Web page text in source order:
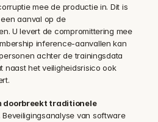
mee de productie in. Dit is
aanval op de
U levert de compromittering mee
inference-aanvallen kan
achter de trainingsdata
naast het veiligheidsrisico ook
doorbreekt traditionele
Beveiligingsanalyse van software